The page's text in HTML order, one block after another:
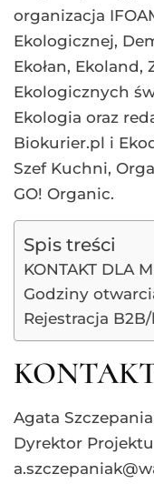
organizacja
Ekologicznej,
Ekołan,
Ekologicznych
Ekologia oraz
Biokurier.pl i
Szef Kuchni,
GO! Organic.
Spis treści
KONTAKT DLA
Godziny
Rejestracja
Agata
Dyrektor Projektu